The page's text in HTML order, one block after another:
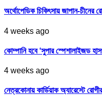
অর্থোপেডিক চিকিৎসায় জাপান-চীনের
4 weeks ago
কোম্পানি হবে ‘সুপার স্পেশালাইজড
4 weeks ago
নেত্রকোনায় কার্ডিয়াক অ্যারেস্টে